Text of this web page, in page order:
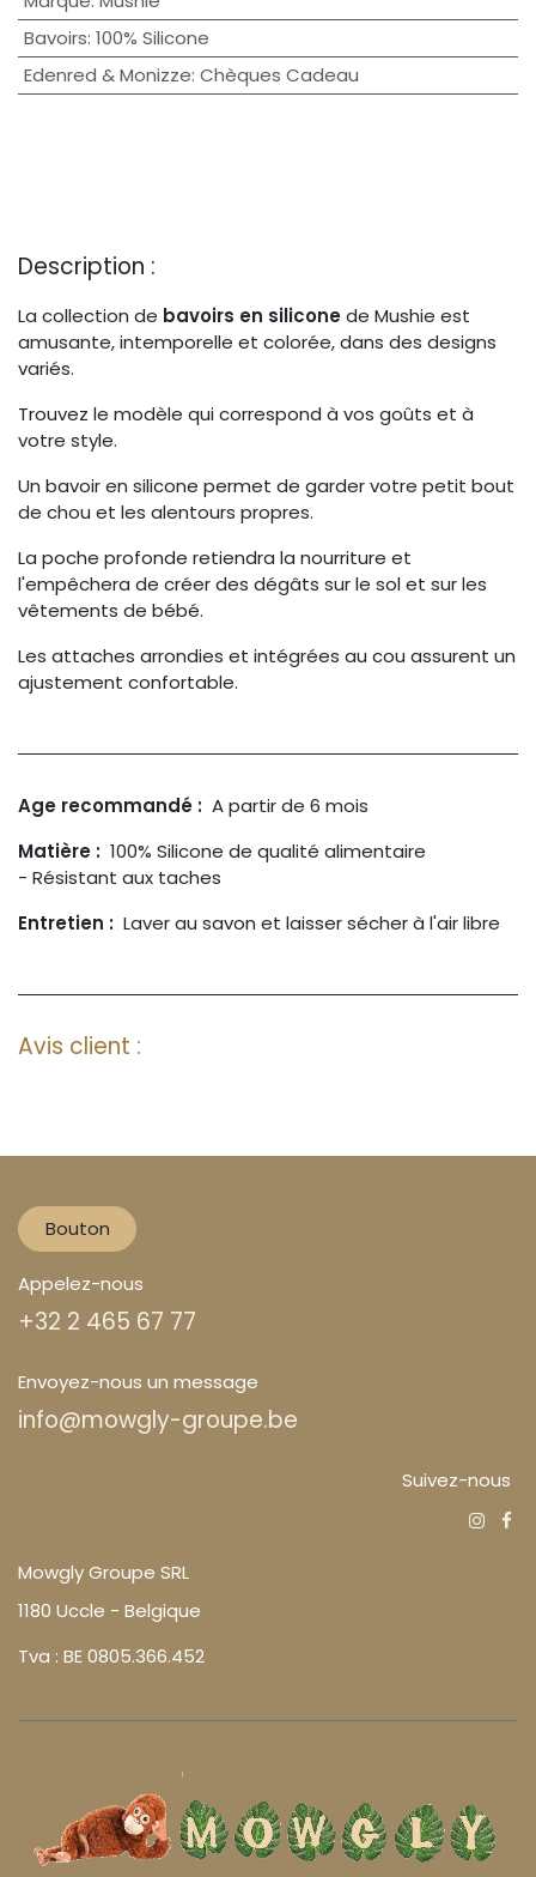
Bavoirs: 100% Silicone
Edenred & Monizze: Chèques Cadeau
Description :
La collection de bavoirs en siliconede Mushie est
amusante, intemporelle et colorée, dans des designs
variés.
Trouvez le modèle qui correspond à vos goûts et à
votre style.
Un bavoir en silicone permet de garder votre petit bout
de chou et les alentours propres.
La poche profonde retiendra la nourriture et
l'empêchera de créer des dégâts sur le sol et sur les
vêtements de bébé.
Les attaches arrondies et intégrées au cou assurent un
ajustement confortable.
Age recommandé : A partir de 6 mois
Matière : 100% Silicone de qualité alimentaire
- Résistant aux taches
Entretien : Laver au savon et laisser sécher à l'air libre
Avis client :
Bouton
Appelez-nous
+32 2 465 67 77
Envoyez-nous un message
info@mowgly-groupe.be
Suivez-nous
Mowgly Groupe SRL
1180 Uccle - Belgique
Tva : BE 0805.366.452